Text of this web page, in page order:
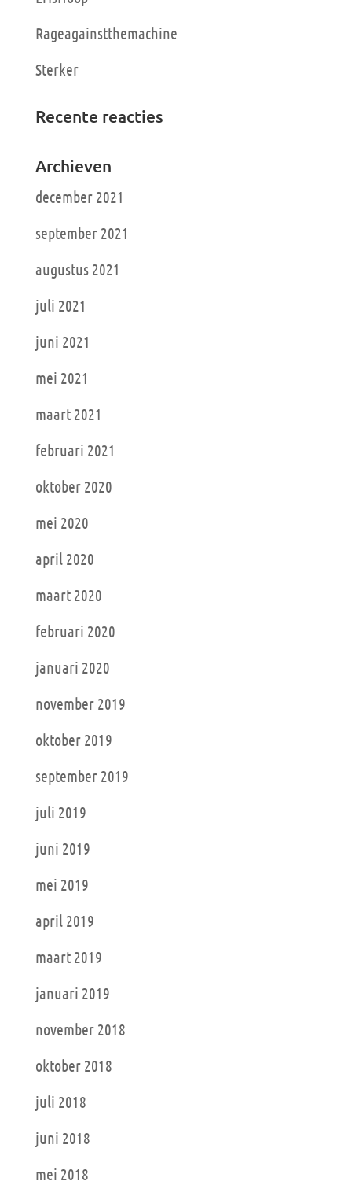
Rageagainstthemachine
Sterker
Recente reacties
Archieven
december 2021
september 2021
augustus 2021
juli 2021
juni 2021
mei 2021
maart 2021
februari 2021
oktober 2020
mei 2020
april 2020
maart 2020
februari 2020
januari 2020
november 2019
oktober 2019
september 2019
juli 2019
juni 2019
mei 2019
april 2019
maart 2019
januari 2019
november 2018
oktober 2018
juli 2018
juni 2018
mei 2018